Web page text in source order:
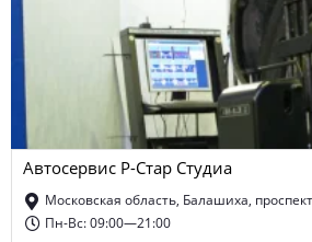
Автосервис Р-Стар Студиа
Московская область, Балашиха,
Пн-Вс: 09:00—21:00